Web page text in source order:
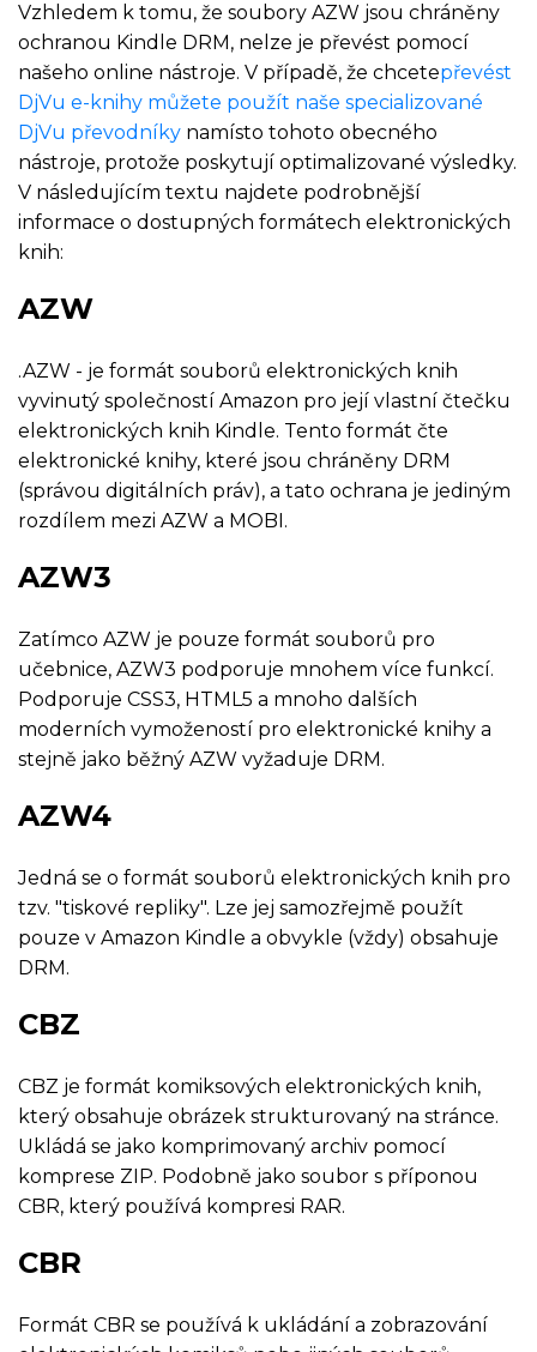
Vzhledem k tomu, že soubory AZW jsou chráněny
ochranou Kindle DRM, nelze je převést pomocí
našeho online nástroje. V případě, že chcetepřevést
DjVu e-knihy můžete použít naše specializované
DjVu převodníky namísto tohoto obecného
nástroje, protože poskytují optimalizované výsledky.
V následujícím textu najdete podrobnější
informace o dostupných formátech elektronických
knih:
AZW
.AZW - je formát souborů elektronických knih
vyvinutý společností Amazon pro její vlastní čtečku
elektronických knih Kindle. Tento formát čte
elektronické knihy, které jsou chráněny DRM
(správou digitálních práv), a tato ochrana je jediným
rozdílem mezi AZW a MOBI.
AZW3
Zatímco AZW je pouze formát souborů pro
učebnice, AZW3 podporuje mnohem více funkcí.
Podporuje CSS3, HTML5 a mnoho dalších
moderních vymožeností pro elektronické knihy a
stejně jako běžný AZW vyžaduje DRM.
AZW4
Jedná se o formát souborů elektronických knih pro
tzv. "tiskové repliky". Lze jej samozřejmě použít
pouze v Amazon Kindle a obvykle (vždy) obsahuje
DRM.
CBZ
CBZ je formát komiksových elektronických knih,
který obsahuje obrázek strukturovaný na stránce.
Ukládá se jako komprimovaný archiv pomocí
komprese ZIP. Podobně jako soubor s příponou
CBR, který používá kompresi RAR.
CBR
Formát CBR se používá k ukládání a zobrazování